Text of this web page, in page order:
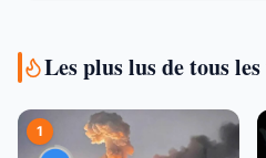
Les plus lus de tous
1